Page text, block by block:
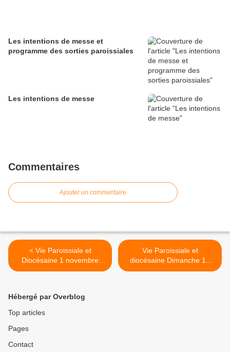
Les intentions de messe et
programme des sorties paroissiales
Les intentions de messe
Commentaires
Ajouter un commentaire
< Vie Paroissiale et
Diocésaine 1 novembre
2022
Vie Paroissiale et
diocésaine Dimanche 13
novembre 2022 >
Hébergé par Overblog
Top articles
Pages
Contact